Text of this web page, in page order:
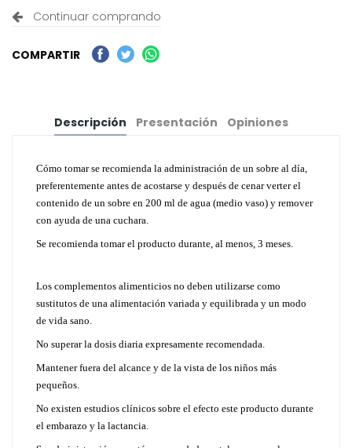
Continuar comprando
COMPARTIR
Descripción Presentación Opiniones
Cómo tomar se recomienda la administración de un sobre al día,
preferentemente antes de acostarse y después de cenar verter el
contenido de un sobre en 200 ml de agua (medio vaso) y remover
con ayuda de una cuchara.
Se recomienda tomar el producto durante, al menos, 3 meses.
Los complementos alimenticios no deben utilizarse como
sustitutos de una alimentación variada y equilibrada y un modo
de vida sano.
No superar la dosis diaria expresamente recomendada.
Mantener fuera del alcance y de la vista de los niños más
pequeños.
No existen estudios clínicos sobre el efecto este producto durante
el embarazo y la lactancia.